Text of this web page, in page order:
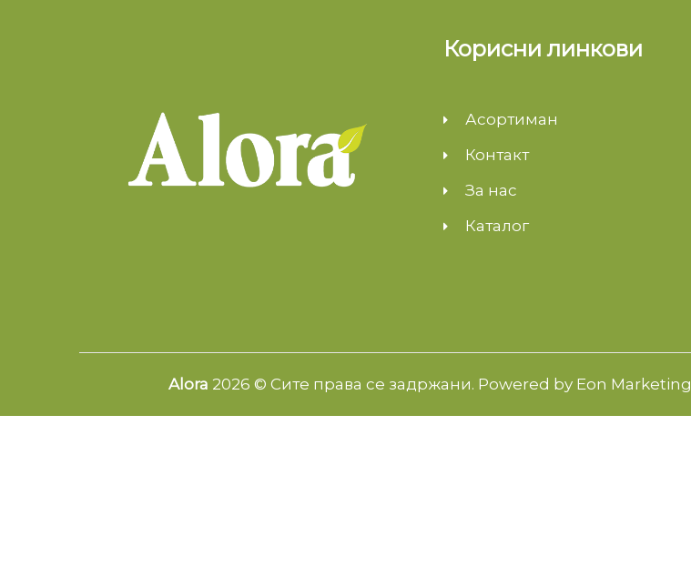
Корисни линкови
Асортиман
Контакт
За нас
Каталог
Alora 2026 © Сите права се задржани. Powered by Eon Marketing